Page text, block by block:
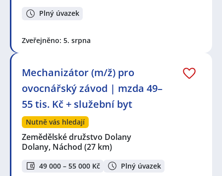
Plný úvazek
Zveřejněno: 5. srpna
Mechanizátor (m/ž) pro
ovocnářský závod | mzda 49–
55 tis. Kč + služební byt
Nutně vás hledají
Zemědělské družstvo Dolany
Dolany, Náchod (27 km)
49 000 – 55 000 Kč Plný úvazek